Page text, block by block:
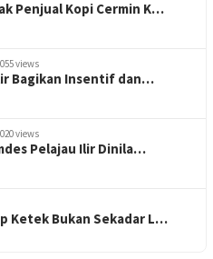
Penjual Kopi Cermin K…
views
Bagikan Insentif dan…
views
Pelajau Ilir Dinila…
Ketek Bukan Sekadar L…